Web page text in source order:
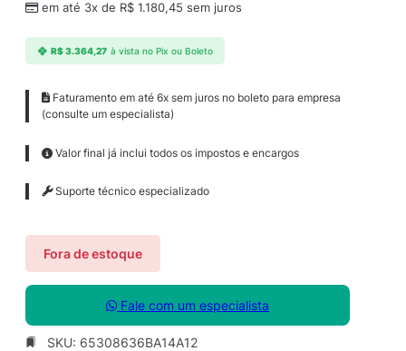
em até 3x de R$ 1.180,45 sem juros
R$3.364,27 à vista no Pix ou Boleto
Faturamento em até 6x sem juros no boleto para empresa
(consulte um especialista)
Valor final já inclui todos os impostos e encargos
Suporte técnico especializado
Fora de estoque
Fale com um especialista
SKU: 65308636BA14A12